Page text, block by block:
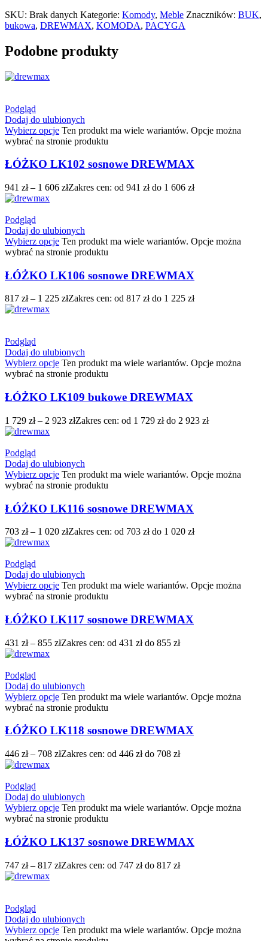
SKU: Brak danych Kategorie: Komody, Meble Znaczników: BUK,
bukowa, DREWMAX, KOMODA, PACYGA
Podobne produkty
Podgląd
Dodaj do ulubionych
Wybierz opcje Ten produkt ma wiele wariantów. Opcje można
wybrać na stronie produktu
ŁÓŻKO LK102 sosnowe DREWMAX
941 zł – 1 606 złZakres cen: od 941 zł do 1 606 zł
Podgląd
Dodaj do ulubionych
Wybierz opcje Ten produkt ma wiele wariantów. Opcje można
wybrać na stronie produktu
ŁÓŻKO LK106 sosnowe DREWMAX
817 zł – 1 225 złZakres cen: od 817 zł do 1 225 zł
Podgląd
Dodaj do ulubionych
Wybierz opcje Ten produkt ma wiele wariantów. Opcje można
wybrać na stronie produktu
ŁÓŻKO LK109 bukowe DREWMAX
1 729 zł – 2 923 złZakres cen: od 1 729 zł do 2 923 zł
Podgląd
Dodaj do ulubionych
Wybierz opcje Ten produkt ma wiele wariantów. Opcje można
wybrać na stronie produktu
ŁÓŻKO LK116 sosnowe DREWMAX
703 zł – 1 020 złZakres cen: od 703 zł do 1 020 zł
Podgląd
Dodaj do ulubionych
Wybierz opcje Ten produkt ma wiele wariantów. Opcje można
wybrać na stronie produktu
ŁÓŻKO LK117 sosnowe DREWMAX
431 zł – 855 złZakres cen: od 431 zł do 855 zł
Podgląd
Dodaj do ulubionych
Wybierz opcje Ten produkt ma wiele wariantów. Opcje można
wybrać na stronie produktu
ŁÓŻKO LK118 sosnowe DREWMAX
446 zł – 708 złZakres cen: od 446 zł do 708 zł
Podgląd
Dodaj do ulubionych
Wybierz opcje Ten produkt ma wiele wariantów. Opcje można
wybrać na stronie produktu
ŁÓŻKO LK137 sosnowe DREWMAX
747 zł – 817 złZakres cen: od 747 zł do 817 zł
Podgląd
Dodaj do ulubionych
Wybierz opcje Ten produkt ma wiele wariantów. Opcje można